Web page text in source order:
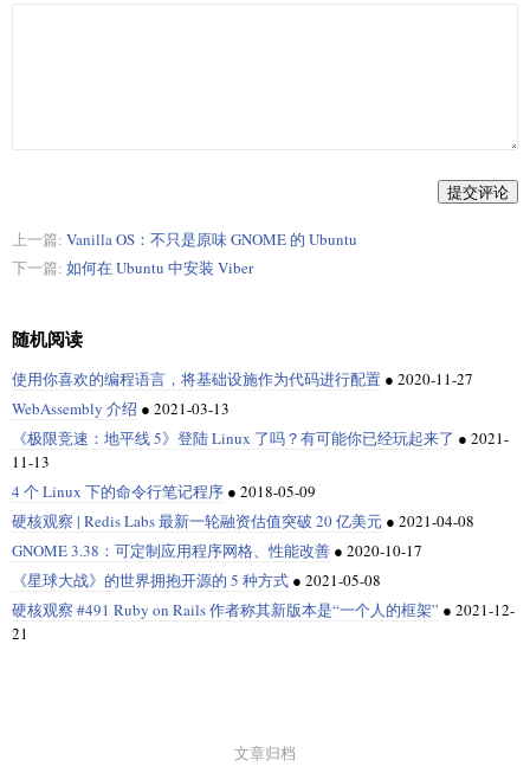
提交评论
上一篇: Vanilla OS：不只是原味 GNOME 的 Ubuntu
下一篇: 如何在 Ubuntu 中安装 Viber
随机阅读
使用你喜欢的编程语言，将基础设施作为代码进行配置 ● 2020-11-27
WebAssembly 介绍 ● 2021-03-13
《极限竞速：地平线 5》登陆 Linux 了吗？有可能你已经玩起来了 ● 2021-
11-13
4 个 Linux 下的命令行笔记程序 ● 2018-05-09
硬核观察 | Redis Labs 最新一轮融资估值突破 20 亿美元 ● 2021-04-08
GNOME 3.38：可定制应用程序网格、性能改善 ● 2020-10-17
《星球大战》的世界拥抱开源的 5 种方式 ● 2021-05-08
硬核观察 #491 Ruby on Rails 作者称其新版本是“一个人的框架” ● 2021-12-
21
文章归档